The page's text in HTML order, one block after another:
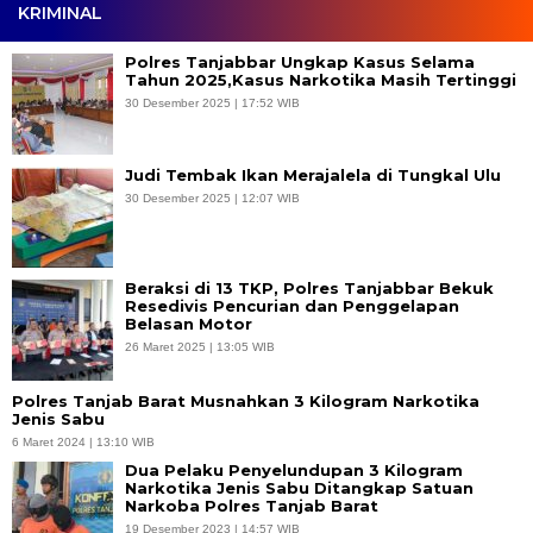
KRIMINAL
Polres Tanjabbar Ungkap Kasus Selama
Tahun 2025,Kasus Narkotika Masih Tertinggi
30 Desember 2025 | 17:52 WIB
Judi Tembak Ikan Merajalela di Tungkal Ulu
30 Desember 2025 | 12:07 WIB
Beraksi di 13 TKP, Polres Tanjabbar Bekuk
Resedivis Pencurian dan Penggelapan
Belasan Motor
26 Maret 2025 | 13:05 WIB
Polres Tanjab Barat Musnahkan 3 Kilogram Narkotika
Jenis Sabu
6 Maret 2024 | 13:10 WIB
Dua Pelaku Penyelundupan 3 Kilogram
Narkotika Jenis Sabu Ditangkap Satuan
Narkoba Polres Tanjab Barat
19 Desember 2023 | 14:57 WIB